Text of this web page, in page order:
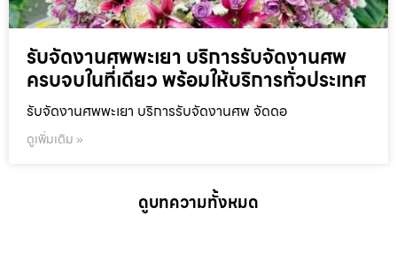
รับจัดงานศพพะเยา บริการรับจัดงานศพ
ครบจบในที่เดียว พร้อมให้บริการทั่วประเทศ
รับจัดงานศพพะเยา บริการรับจัดงานศพ จัดดอ
ดูเพิ่มเติม »
ดูบทความทั้งหมด